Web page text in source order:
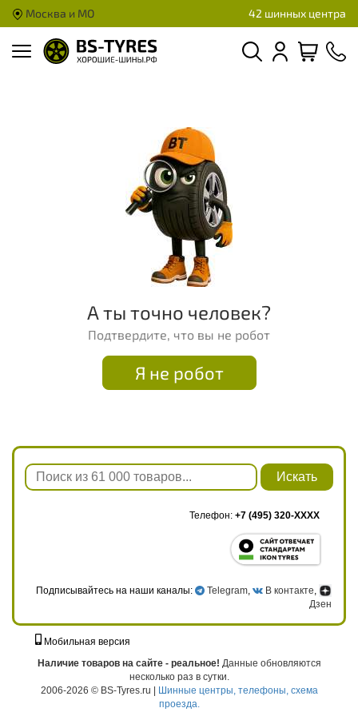
Москва и МО 42 шинных центра
А ты точно человек?
Подтвердите, что вы не робот
Я не робот
Искать
Телефон: +7 (495) 320-XXXX
Подписывайтесь на наши каналы: Telegram , В контакте
Дзен
Мобильная версия
Наличие товаров на сайте - реальное! Данные обновляются
несколько раз в сутки.
2006-2026 © BS-Tyres.ru | Шинные центры, телефоны, схема
проезда.